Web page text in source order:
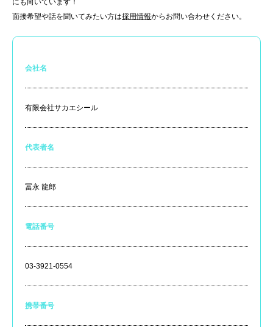
にも向いています！
面接希望や話を聞いてみたい方は採用情報からお問い合わせください。
会社名
有限会社サカエシール
代表者名
冨永 龍郎
電話番号
03-3921-0554
携帯番号